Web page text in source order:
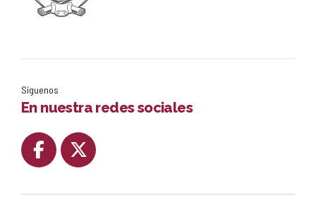
Síguenos
En nuestra redes sociales